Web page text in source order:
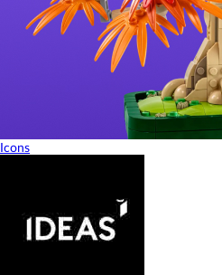
Icons